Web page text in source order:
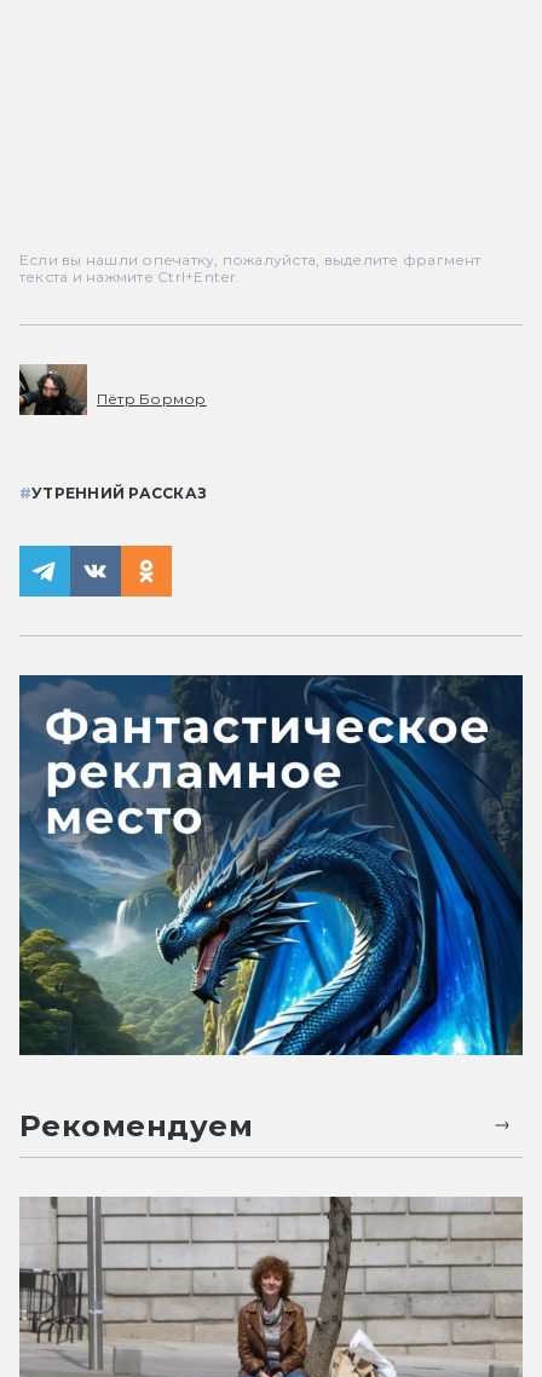
Если вы нашли опечатку, пожалуйста, выделите фрагмент
текста и нажмите Ctrl+Enter.
Пётр Бормор
#УТРЕННИЙ РАССКАЗ
Рекомендуем